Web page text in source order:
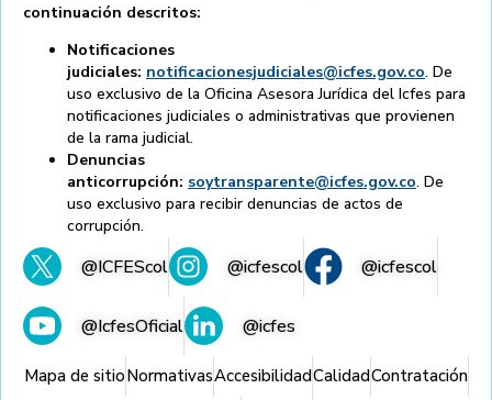
continuación descritos:
Notificaciones
judiciales: notificacionesjudiciales@icfes.gov.co. De
uso exclusivo de la Oficina Asesora Jurídica del Icfes para
notificaciones judiciales o administrativas que provienen
de la rama judicial.
Denuncias
anticorrupción: soytransparente@icfes.gov.co. De
uso exclusivo para recibir denuncias de actos de
corrupción.
@ICFEScol @icfescol @icfescol
@IcfesOficial @icfes
Mapa de sitioNormativasAccesibilidadCalidadContratación